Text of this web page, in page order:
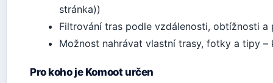
stránka))
Filtrování tras podle vzdálenosti, obtížnosti
Možnost nahrávat vlastní trasy, fotky a tipy
Pro koho je Komoot určen